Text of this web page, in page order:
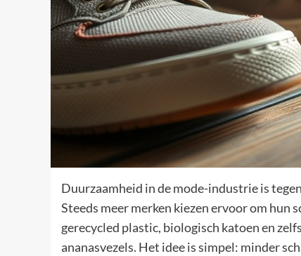
Duurzaamheid in de mode-industrie is
Steeds meer merken kiezen ervoor om hun
gerecycled plastic, biologisch katoen en
ananasvezels. Het idee is simpel: minder